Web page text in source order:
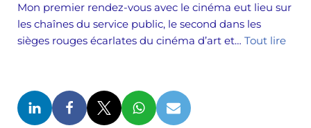
Mon premier rendez-vous avec le cinéma eut lieu sur
les chaînes du service public, le second dans les
sièges rouges écarlates du cinéma d’art et… Tout lire